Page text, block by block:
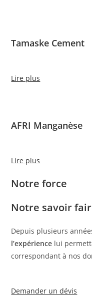
Tamaske Cement
Lire plus
AFRI Manganèse
Lire plus
Notre force
Notre savoir
Depuis plusieurs
l’expérience lui
correspondant à nos
Demander un dévis